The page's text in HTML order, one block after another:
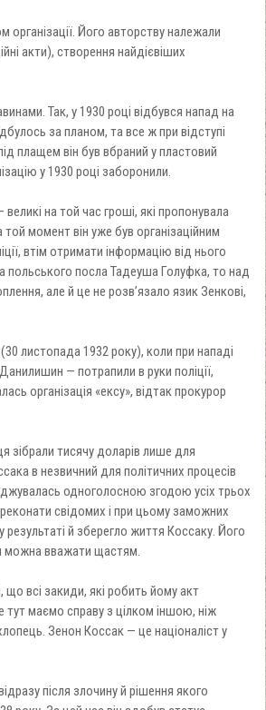
Його авторству належали
акти), створення найдієвіших
Так, у 1930 році відбувся напад на
за планом, та все ж при відступі
плащем він був вбраний у пластовий
у 1930 році заборонили.
на той час гроші, які пропонувала
момент він уже був організаційним
втім отримати інформацію від нього
польського посла Тадеуша Голуфка, то над
але й це не розв’язало язик Зенкові,
листопада 1932 року), коли при нападі
— потрапили в руки поліції,
організація «ексу», відтак прокурор
зібрали тисячу доларів лише для
в незвичний для політичних процесів
одноголосною згодою усіх трьох
свідомих і при цьому заможних
результаті й зберегло життя Коссаку. Його
можна вважати щастям.
всі закиди, які робить йому акт
тут маємо справу з цілком іншою, ніж
Зенон Коссак — це націоналіст у
після злочину й рішення якого